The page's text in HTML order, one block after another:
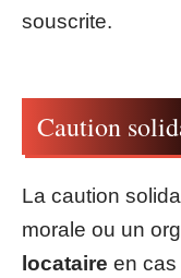
souscrite.
Caution
La caution
morale ou un
locataire en cas